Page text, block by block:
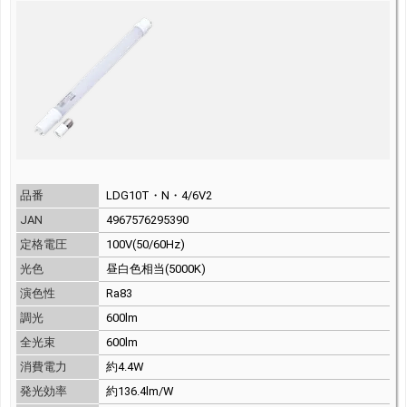
品番
LDG10T・N・4/6V2
JAN
4967576295390
定格電圧
100V(50/60Hz)
光色
昼白色相当(5000K)
演色性
Ra83
調光
600lm
全光束
600lm
消費電力
約4.4W
発光効率
約136.4lm/W